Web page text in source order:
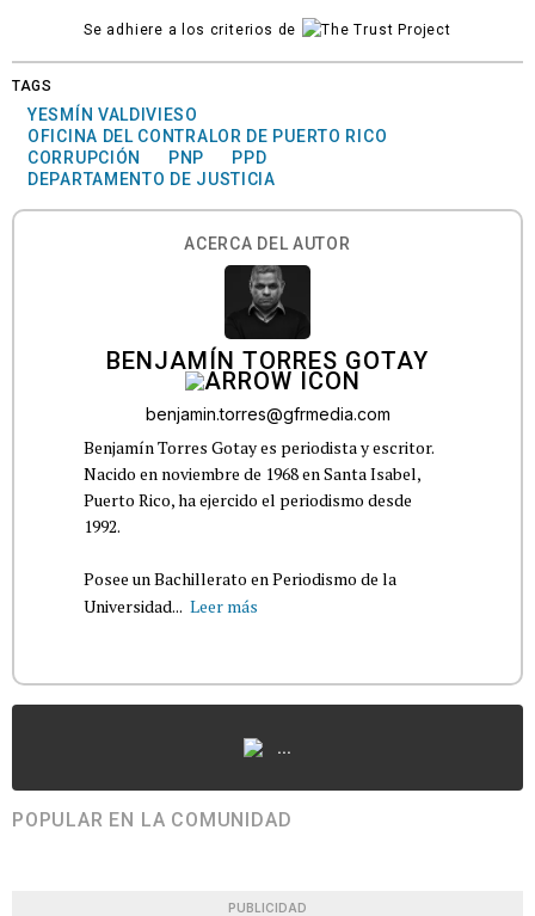
Se adhiere a los criterios de
TAGS
YESMÍN VALDIVIESO
OFICINA DEL CONTRALOR DE PUERTO RICO
CORRUPCIÓN
PNP
PPD
DEPARTAMENTO DE JUSTICIA
ACERCA DEL AUTOR
BENJAMÍN TORRES GOTAY
benjamin.torres@gfrmedia.com
Benjamín Torres Gotay es periodista y escritor.
Nacido en noviembre de 1968 en Santa Isabel,
Puerto Rico, ha ejercido el periodismo desde
1992.
Posee un Bachillerato en Periodismo de la
Universidad... Leer más
...
POPULAR EN LA COMUNIDAD
PUBLICIDAD